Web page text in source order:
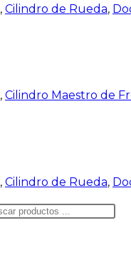
, Cilindro de Rueda,
, Cilindro Maestro de
, Cilindro de Rueda,